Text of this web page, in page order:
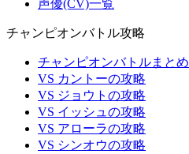
声優(CV)一覧
チャンピオンバトル攻略
チャンピオンバトルまとめ
VS カントーの攻略
VS ジョウトの攻略
VS イッシュの攻略
VS アローラの攻略
VS シンオウの攻略